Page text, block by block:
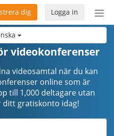
Logga in
dig
videokonferenser
videosamtal när du kan
online som är
till 1,000 deltagare utan
ditt gratiskonto idag!